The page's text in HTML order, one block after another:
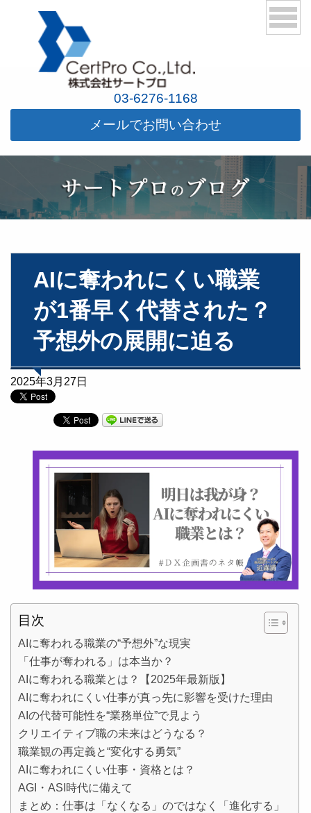
03-6276-1168
メールでお問い合わせ
AIに奪われにくい職業
が1番早く代替された？
予想外の展開に迫る
2025年3月27日
目次
AIに奪われる職業の“予想外”な現実
「仕事が奪われる」は本当か？
AIに奪われる職業とは？【2025年最新版】
AIに奪われにくい仕事が真っ先に影響を受けた理由
AIの代替可能性を“業務単位”で見よう
クリエイティブ職の未来はどうなる？
職業観の再定義と“変化する勇気”
AIに奪われにくい仕事・資格とは？
AGI・ASI時代に備えて
まとめ：仕事は「なくなる」のではなく「進化する」